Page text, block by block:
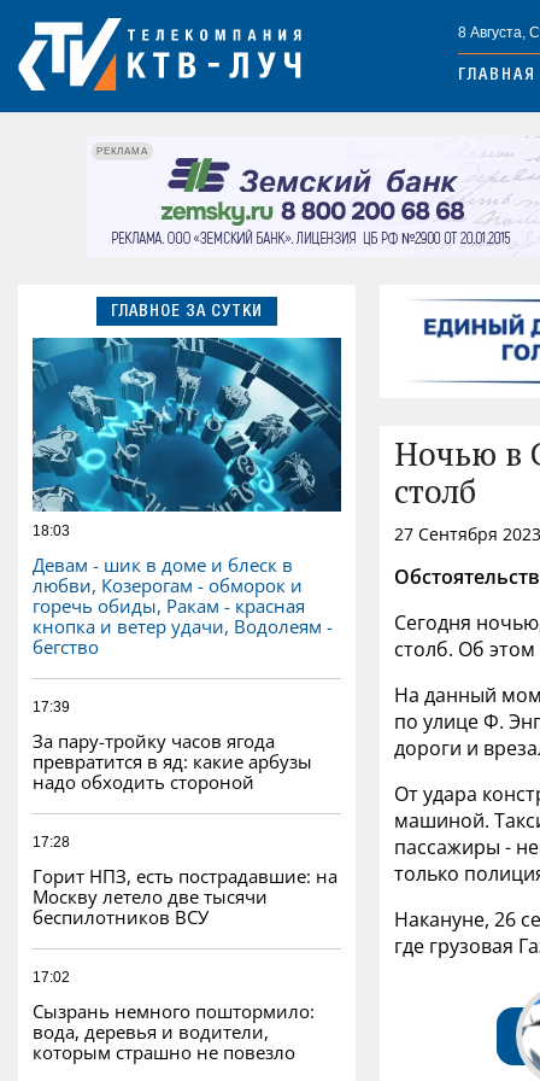
8 Августа,
ГЛАВНАЯ
РЕКЛАМА
ГЛАВНОЕ ЗА СУТКИ
18:03
Девам - шик в доме и блеск в
любви, Козерогам - обморок и
горечь обиды, Ракам - красная
кнопка и ветер удачи, Водолеям -
бегство
17:39
За пару-тройку часов ягода
превратится в яд: какие арбузы
надо обходить стороной
17:28
Горит НПЗ, есть пострадавшие: на
Москву летело две тысячи
беспилотников ВСУ
17:02
Сызрань немного поштормило:
вода, деревья и водители,
которым страшно не повезло
Ночью в
столб
27 Сентября
Сегодня
столб. Об
На данный
по улице Ф.
дороги и
От удара
машиной.
пассажиры -
только
Накануне, 26
где грузовая